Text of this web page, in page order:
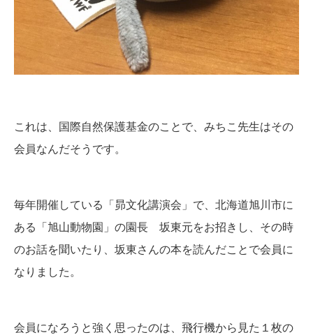
これは、国際自然保護基金のことで、みちこ先生はその
会員なんだそうです。
毎年開催している「昴文化講演会」で、北海道旭川市に
ある「旭山動物園」の園長 坂東元をお招きし、その時
のお話を聞いたり、坂東さんの本を読んだことで会員に
なりました。
会員になろうと強く思ったのは、飛行機から見た１枚の